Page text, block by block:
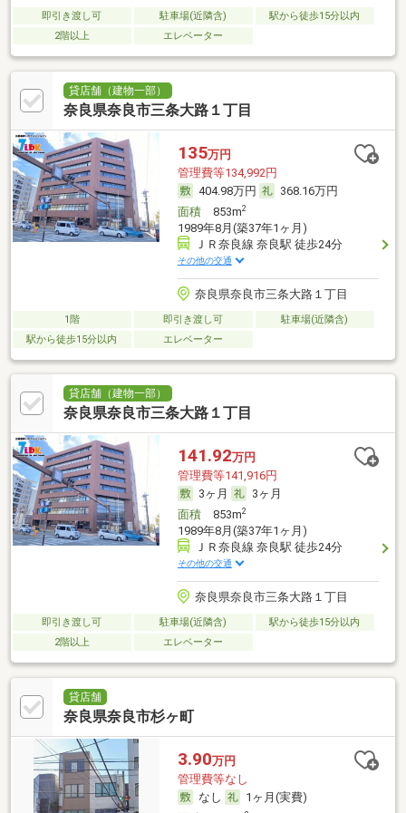
即引き渡し可 駐車場(近隣含)
駅から徒歩15分以内
2階以上
エレベーター
貸店舗（建物一部）
奈良県奈良市三条大路１丁目
135万円
管理費等134,992円
404.98万円
368.16万円
面積853m2
1989年8月(築37年1ヶ月)
ＪＲ奈良線 奈良駅 徒歩24分
その他の交通
奈良県奈良市三条大路１丁目
1階 即引き渡し可
駐車場(近隣含)
駅から徒歩15分以内
エレベーター
貸店舗（建物一部）
奈良県奈良市三条大路１丁目
141.92万円
管理費等141,916円
3ヶ月
3ヶ月
面積853m2
1989年8月(築37年1ヶ月)
ＪＲ奈良線 奈良駅 徒歩24分
その他の交通
奈良県奈良市三条大路１丁目
即引き渡し可 駐車場(近隣含)
駅から徒歩15分以内
2階以上
エレベーター
貸店舗
奈良県奈良市杉ヶ町
3.90万円
管理費等なし
なし
1ヶ月(実費)